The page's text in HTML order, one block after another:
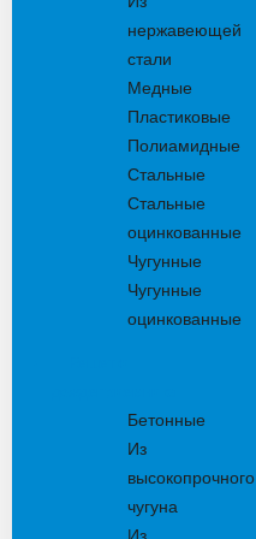
нержавеющей
стали
Медные
Пластиковые
Полиамидные
Стальные
Стальные
оцинкованные
Чугунные
Чугунные
оцинкованные
Бетонные
Из
высокопрочного
чугуна